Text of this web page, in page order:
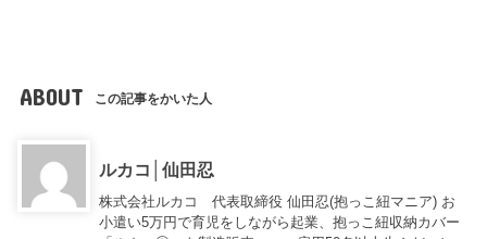
ABOUT この記事をかいた人
ルカコ│仙田忍
株式会社ルカコ 代表取締役 仙田忍(抱っこ紐マニア) お
小遣い5万円で育児をしながら起業、抱っこ紐収納カバー